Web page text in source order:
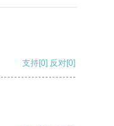
支持[0] 反对[0]